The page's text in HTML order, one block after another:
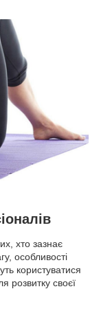
хто зазнає
особливості
користуватися
розвитку своєї